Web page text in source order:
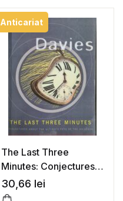
Anticariat
The Last Three
Minutes: Conjectures
About the Ultimate
Fate of the Universe –
30,66 lei